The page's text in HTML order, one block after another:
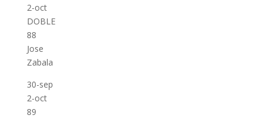
2-oct
DOBLE
88
Jose
Zabala
30-sep
2-oct
89